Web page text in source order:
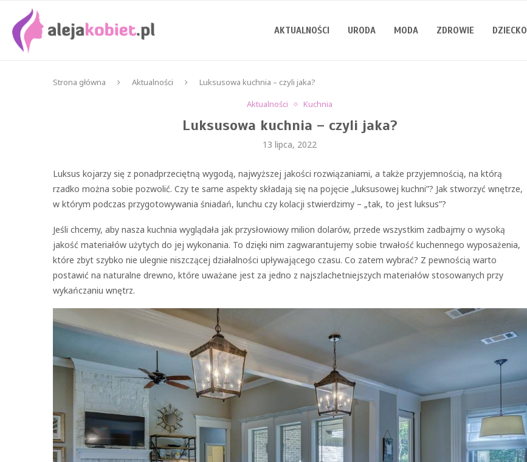
AKTUALNOŚCI URODA MODA ZDROWIE DZIECKO
Strona główna Aktualności
Luksusowa kuchnia – czyli jaka?
Aktualności
Kuchnia
Luksusowa kuchnia – czyli jaka?
13 lipca, 2022
Luksus kojarzy się z ponadprzeciętną wygodą, najwyższej jakości rozwiązaniami, a także przyjemnością, na którą
rzadko można sobie pozwolić. Czy te same aspekty składają się na pojęcie „luksusowej kuchni”? Jak stworzyć wnętrze,
w którym podczas przygotowywania śniadań, lunchu czy kolacji stwierdzimy – „tak, to jest luksus”?
Jeśli chcemy, aby nasza kuchnia wyglądała jak przysłowiowy milion dolarów, przede wszystkim zadbajmy o wysoką
jakość materiałów użytych do jej wykonania. To dzięki nim zagwarantujemy sobie trwałość kuchennego wyposażenia,
które zbyt szybko nie ulegnie niszczącej działalności upływającego czasu. Co zatem wybrać? Z pewnością warto
postawić na naturalne drewno, które uważane jest za jedno z najszlachetniejszych materiałów stosowanych przy
wykańczaniu wnętrz.